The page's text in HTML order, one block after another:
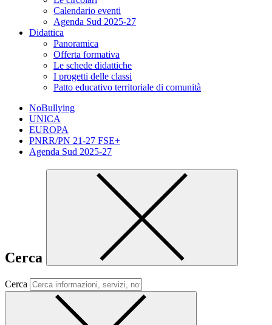
Calendario eventi
Agenda Sud 2025-27
Didattica
Panoramica
Offerta formativa
Le schede didattiche
I progetti delle classi
Patto educativo territoriale di comunità
NoBullying
UNICA
EUROPA
PNRR/PN 21-27 FSE+
Agenda Sud 2025-27
Cerca
Cerca